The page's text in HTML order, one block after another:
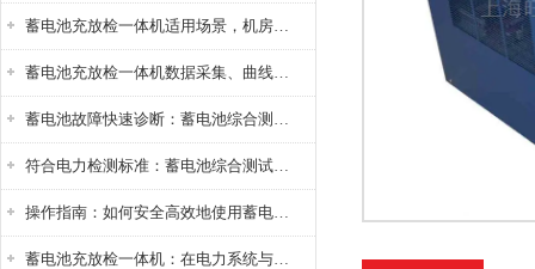
蓄电池充放检一体机适用场景，机房基站变电站铅酸蓄电池维护检测应用
蓄电池充放检一体机数据采集、曲线分析与电池健康状态智能评估功能详解
蓄电池故障快速诊断：蓄电池综合测试仪判断落后电池的方法与标准
符合电力检测标准：蓄电池综合测试仪测试规范与精度校准方法详解
操作指南：如何安全高效地使用蓄电池智能活化仪？
蓄电池充放检一体机：在电力系统与储能设备中的创新应用，确保蓄电池性能与可靠性